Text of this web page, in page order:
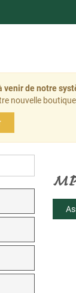
de notre
nouvelle
MP